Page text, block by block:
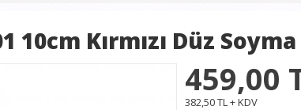
Kırmızı Düz Soyma
459,00
382,50 TL + KDV